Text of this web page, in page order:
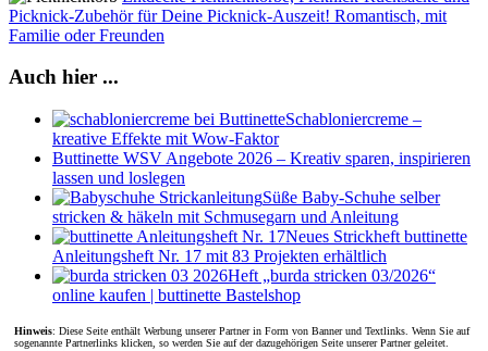
Picknick-Zubehör für Deine Picknick-Auszeit! Romantisch, mit
Familie oder Freunden
Auch hier ...
Schabloniercreme –
kreative Effekte mit Wow-Faktor
Buttinette WSV Angebote 2026 – Kreativ sparen, inspirieren
lassen und loslegen
Süße Baby-Schuhe selber
stricken & häkeln mit Schmusegarn und Anleitung
Neues Strickheft buttinette
Anleitungsheft Nr. 17 mit 83 Projekten erhältlich
Heft „burda stricken 03/2026“
online kaufen | buttinette Bastelshop
Hinweis: Diese Seite enthält Werbung unserer Partner in Form von Banner und Textlinks. Wenn Sie auf
sogenannte Partnerlinks klicken, so werden Sie auf der dazugehörigen Seite unserer Partner geleitet.